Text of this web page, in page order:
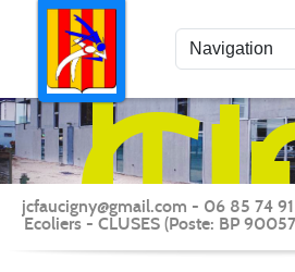
jcfaucigny@gmail.com - 06 85 74
Ecoliers - CLUSES (Poste: BP
Panneau de gestion des cookies